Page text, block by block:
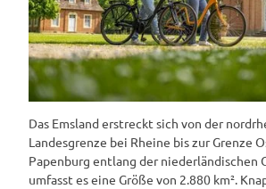
Das Emsland erstreckt sich von der
Landesgrenze bei Rheine bis zur Grenze
Papenburg entlang der niederländischen
umfasst es eine Größe von 2.880 km².